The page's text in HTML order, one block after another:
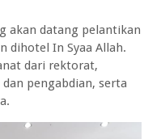
akan datang pelantikan
dihotel In Syaa Allah.
dari rektorat,
pengabdian, serta